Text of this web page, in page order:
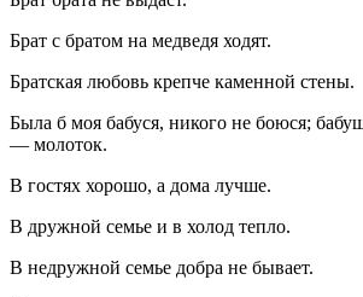
Брат с братом на медведя ходят.
Братская любовь крепче каменной стены.
Была б моя бабуся, никого не боюся;
— молоток.
В гостях хорошо, а дома лучше.
В дружной семье и в холод тепло.
В недружной семье добра не бывает.